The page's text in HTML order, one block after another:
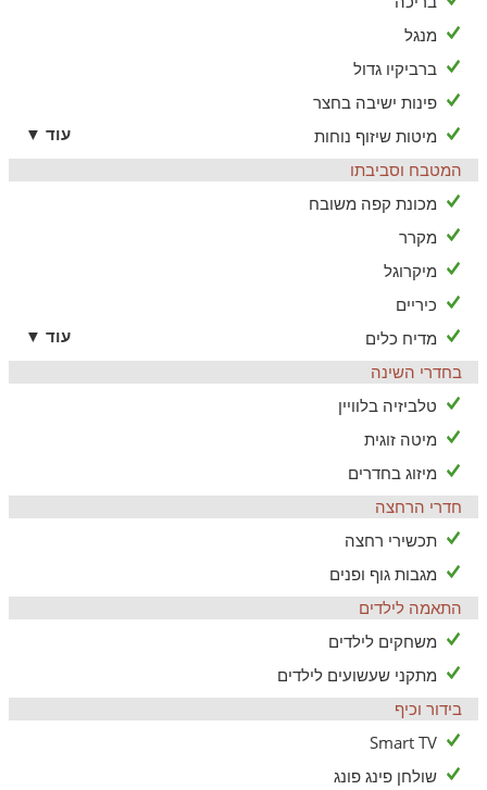
מנגל
ברביקיו גדול
פינות ישיבה בחצר
מיטות שיזוף נוחות
עוד ▼
המטבח וסביבתו
מכונת קפה משובח
מקרר
מיקרוגל
כיריים
מדיח כלים
עוד ▼
בחדרי השינה
טלביזיה בלוויין
מיטה זוגית
מיזוג בחדרים
חדרי הרחצה
תכשירי רחצה
מגבות גוף ופנים
התאמה לילדים
משחקים לילדים
מתקני שעשועים לילדים
בידור וכיף
Smart TV
שולחן פינג פונג